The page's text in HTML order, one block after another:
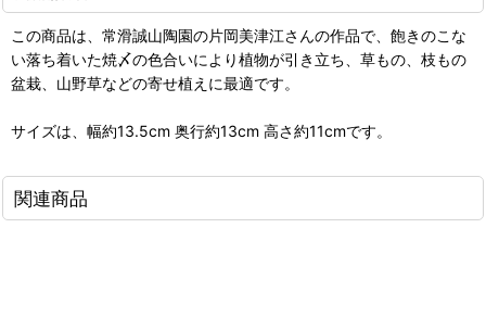
この商品は、常滑誠山陶園の片岡美津江さんの作品で、飽きのこな
い落ち着いた焼〆の色合いにより植物が引き立ち、草もの、枝もの
盆栽、山野草などの寄せ植えに最適です。
サイズは、幅約13.5cm 奥行約13cm 高さ約11cmです。
関連商品